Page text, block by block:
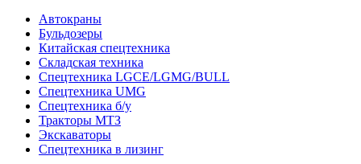
Автокраны
Бульдозеры
Китайская спецтехника
Складская техника
Спецтехника LGCE/LGMG/BULL
Спецтехника UMG
Спецтехника б/у
Тракторы МТЗ
Экскаваторы
Спецтехника в лизинг